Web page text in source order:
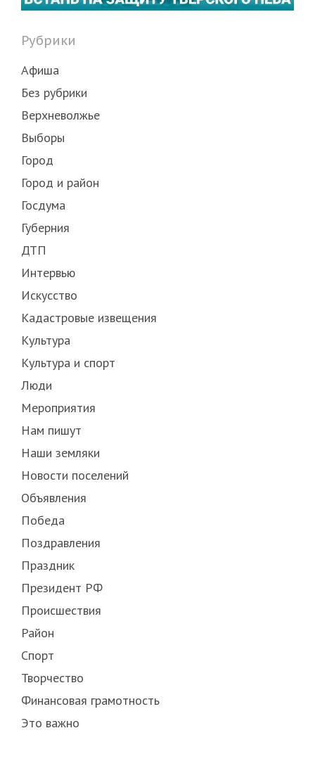
Рубрики
Афиша
Без рубрики
Верхневолжье
Выборы
Город
Город и район
Госдума
Губерния
ДТП
Интервью
Искусство
Кадастровые извещения
Культура
Культура и спорт
Люди
Мероприятия
Нам пишут
Наши земляки
Новости поселений
Объявления
Победа
Поздравления
Праздник
Президент РФ
Происшествия
Район
Спорт
Творчество
Финансовая грамотность
Это важно